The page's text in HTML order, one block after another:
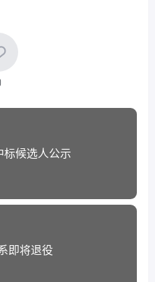
标候选人公示
即将退役